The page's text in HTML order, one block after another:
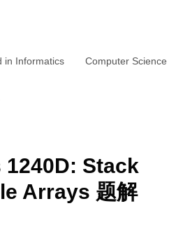
in Informatics Computer Science
Stack
Arrays 题解